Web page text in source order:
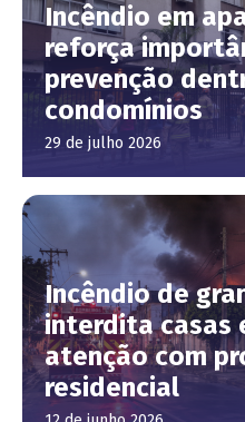
Incêndio em
reforça
prevenção
condomínios
29 de julho 2026
Incêndio de
interdita casas
atenção com
residencial